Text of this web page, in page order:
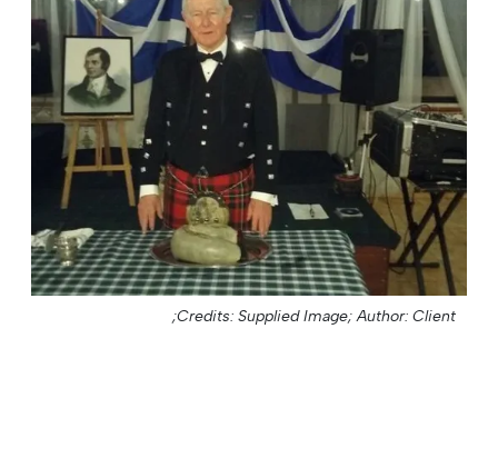
Credits: Supplied Image; Author: Client;